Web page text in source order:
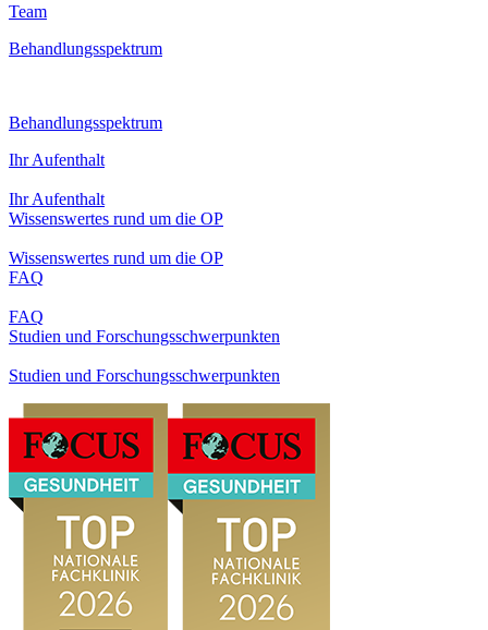
Team
Behandlungsspektrum
Behandlungsspektrum
Ihr Aufenthalt
Ihr Aufenthalt
Wissenswertes rund um die OP
Wissenswertes rund um die OP
FAQ
FAQ
Studien und Forschungsschwerpunkten
Studien und Forschungsschwerpunkten